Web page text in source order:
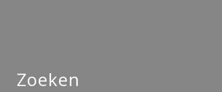
Zoeken